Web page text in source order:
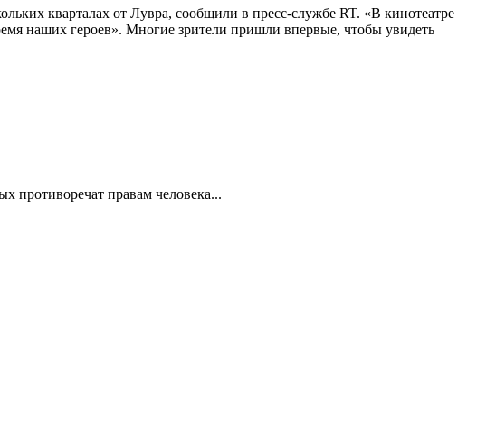
кварталах от Лувра, сообщили в пресс-службе RT. «В кинотеатре
наших героев». Многие зрители пришли впервые, чтобы увидеть
противоречат правам человека...